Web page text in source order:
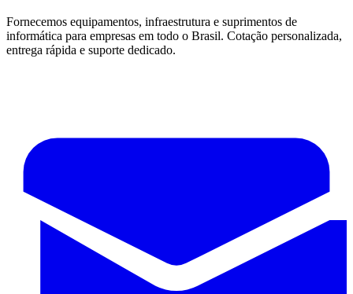
Fornecemos equipamentos, infraestrutura e suprimentos de
informática para empresas em todo o Brasil. Cotação personalizada,
entrega rápida e suporte dedicado.